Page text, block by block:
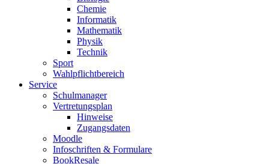
Chemie
Informatik
Mathematik
Physik
Technik
Sport
Wahlpflichtbereich
Service
Schulmanager
Vertretungsplan
Hinweise
Zugangsdaten
Moodle
Infoschriften & Formulare
BookResale